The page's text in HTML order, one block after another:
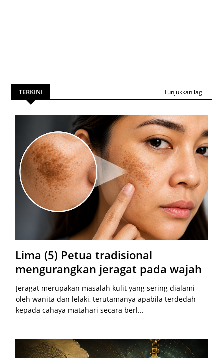
TERKINI Tunjukkan lagi
Lima (5) Petua tradisional
mengurangkan jeragat pada wajah
Jeragat merupakan masalah kulit yang sering dialami
oleh wanita dan lelaki, terutamanya apabila terdedah
kepada cahaya matahari secara berl...